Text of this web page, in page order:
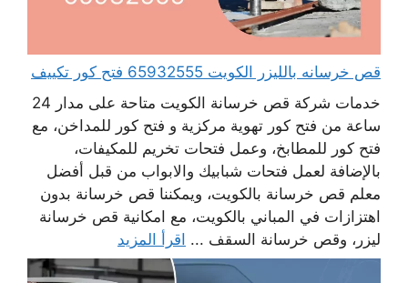
قص خرسانه بالليزر الكويت 65932555 فتح كور تكييف
خدمات شركة قص خرسانة الكويت متاحة على مدار 24
ساعة من فتح كور تهوية مركزية و فتح كور للمداخن، مع
فتح كور للمطابخ، وعمل فتحات تخريم للمكيفات،
بالإضافة لعمل فتحات شبابيك والابواب من قبل أفضل
معلم قص خرسانة بالكويت، ويمكننا قص خرسانة بدون
اهتزازات في المباني بالكويت، مع امكانية قص خرسانة
ليزر، وقص خرسانة السقف ... اقرأ المزيد